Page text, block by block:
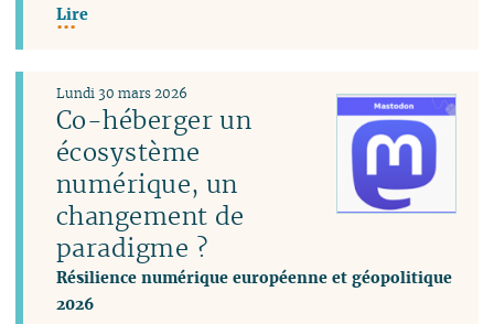
Lire
Co-héberger un
écosystème
numérique, un
changement de
paradigme ?
Résilience numérique européenne et géopolitique
2026
Lundi 30 mars 2026